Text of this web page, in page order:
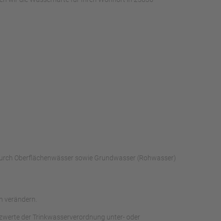
Oberflächenwässer sowie Grundwasser (Rohwasser)
verändern.
der Trinkwasserverordnung unter- oder